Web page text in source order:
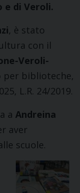
e di Veroli.
, è stato
con il
Veroli-
per biblioteche,
L.R. 24/2019.
a Andreina
aver
scuole.